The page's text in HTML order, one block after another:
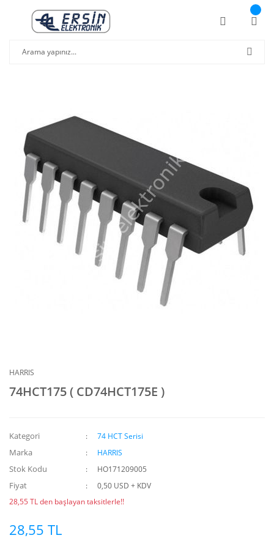
HARRIS
74HCT175 ( CD74HCT175E )
Kategori 74 HCT Serisi
Marka HARRIS
Stok Kodu HO171209005
Fiyat
0,50 USD + KDV
28,55 TL den başlayan taksitlerle!!
28,55 TL